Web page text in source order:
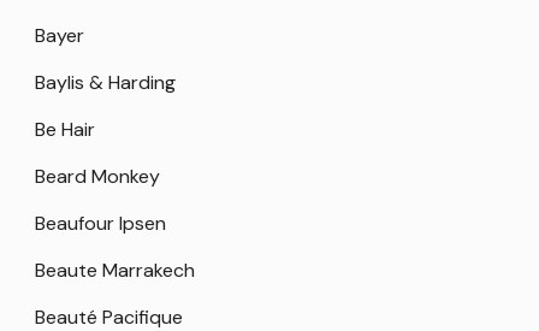
Bayer
Baylis & Harding
Be Hair
Beard Monkey
Beaufour Ipsen
Beaute Marrakech
Beauté Pacifique